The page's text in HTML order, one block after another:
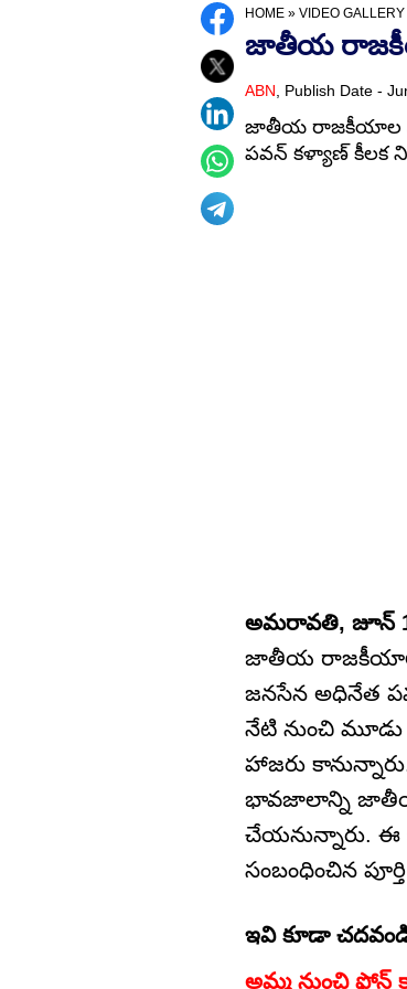
HOME » VIDEO GALLERY
జాతీయ
ABN , Publish Date -
జాతీయ రాజకీయాల
పవన్ కళ్యాణ్ కీలక
అమరావతి, జూన్
జాతీయ రాజకీయాల
జనసేన అధినేత
నేటి నుంచి
హాజరు
భావజాలాన్ని జాతీయ
చేయనున్నారు. ఈ
సంబంధించిన
ఇవి కూడా
అమ్మ నుంచి ఫోన్